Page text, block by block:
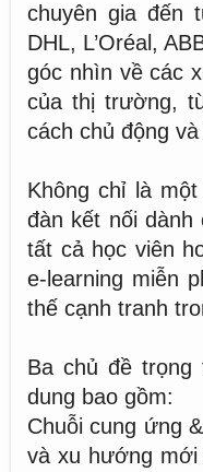
chuyên gia đến
DHL, L’Oréal,
góc nhìn về các
của thị trường,
cách chủ động
Không chỉ là
đàn kết nối
tất cả học viên
e-learning miễn
thế cạnh tranh
Ba chủ đề trọng
dung bao gồm:
Chuỗi cung ứng
và xu hướng mới